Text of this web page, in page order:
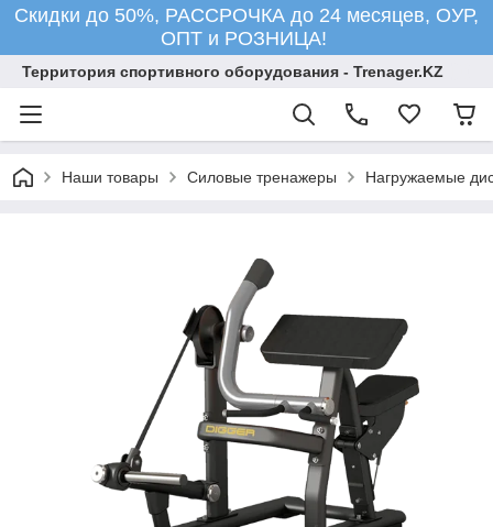
Скидки до 50%, РАССРОЧКА до 24 месяцев, ОУР,
ОПТ и РОЗНИЦА!
Территория спортивного оборудования - Trenager.KZ
Наши товары Силовые тренажеры Нагружаемые